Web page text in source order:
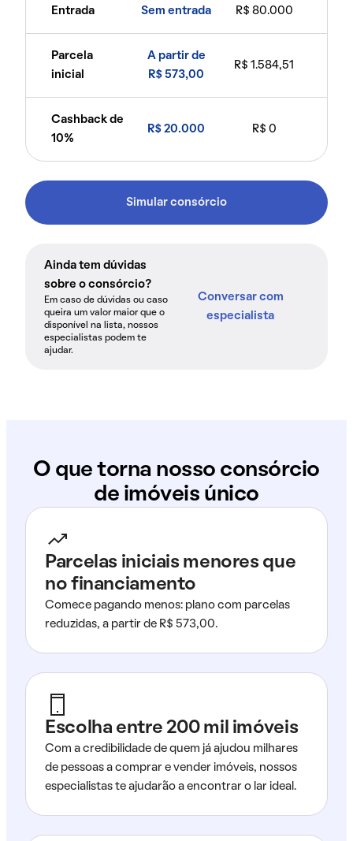
Entrada Sem entrada R$ 80.000
Parcela
inicial
A partir de
R$ 573,00
R$ 1.584,51
Cashback de
10%
R$ 20.000 R$ 0
Simular consórcio
Ainda tem dúvidas
sobre o consórcio?
Em caso de dúvidas ou caso
queira um valor maior que o
disponível na lista, nossos
especialistas podem te
ajudar.
Conversar com
especialista
O que torna nosso consórcio
de imóveis único
Parcelas iniciais menores que
no financiamento
Comece pagando menos: plano com parcelas
reduzidas, a partir de R$ 573,00.
Escolha entre 200 mil imóveis
Com a credibilidade de quem já ajudou milhares
de pessoas a comprar e vender imóveis, nossos
especialistas te ajudarão a encontrar o lar ideal.